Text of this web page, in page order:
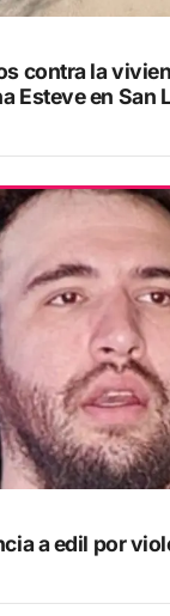
contra la
Esteve en San
a edil por